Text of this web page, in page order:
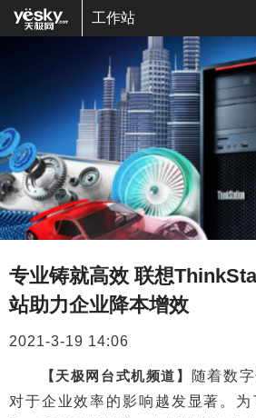
工作站
专业铸就高效 联想
站助力企业降本增效
2021-3-19 14:06
【天极网台式机频道】
随着数
对于企业效率的影响越发显著。